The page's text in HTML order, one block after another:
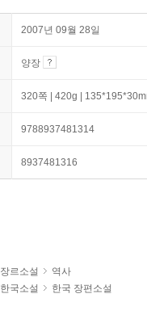
2007년 09월 28일
양장
320쪽 | 420g |
9788937481314
8937481316
장르소설
역사
한국소설 한국 장편소설